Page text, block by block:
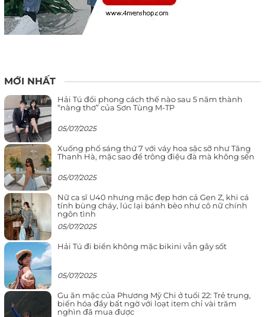
MỚI NHẤT
Hải Tú đổi phong cách thế nào sau 5 năm thành
“nàng thơ” của Sơn Tùng M-TP
05/07/2025
Xuống phố sáng thứ 7 với váy hoa sặc sỡ như Tăng
Thanh Hà, mặc sao để trông điệu đà mà không sến
05/07/2025
Nữ ca sĩ U40 nhưng mặc đẹp hơn cả Gen Z, khi cá
tính bùng cháy, lúc lại bánh bèo như cô nữ chính
ngôn tình
05/07/2025
Hải Tú đi biển không mặc bikini vẫn gây sốt
05/07/2025
Gu ăn mặc của Phương Mỹ Chi ở tuổi 22: Trẻ trung,
biến hóa đầy bất ngờ với loạt item chỉ vài trăm
nghìn đã mua được